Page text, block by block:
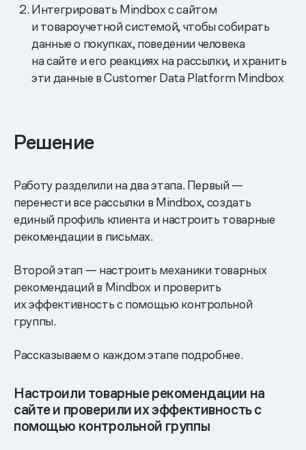
Интегрировать Mindbox с сайтом
и товароучетной системой, чтобы собирать
данные о покупках, поведении человека
на сайте и его реакциях на рассылки, и хранить
эти данные в Customer Data Platform Mindbox
Решение
Работу разделили на два этапа. Первый —
перенести все рассылки в Mindbox, создать
единый профиль клиента и настроить товарные
рекомендации в письмах.
Второй этап — настроить механики товарных
рекомендаций в Mindbox и проверить
их эффективность с помощью контрольной
группы.
Рассказываем о каждом этапе подробнее.
Настроили товарные рекомендации на
сайте и проверили их эффективность с
помощью контрольной группы